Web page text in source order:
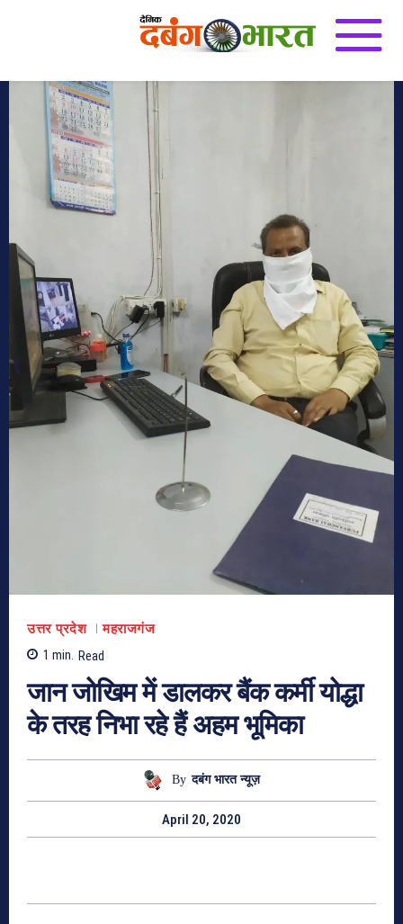
उत्तर प्रदेश
महराजगंज
1 min. Read
जान जोखिम में डालकर बैंक कर्मी योद्धा
के तरह निभा रहे हैं अहम भूमिका
By दबंग भारत न्यूज़
April 20, 2020